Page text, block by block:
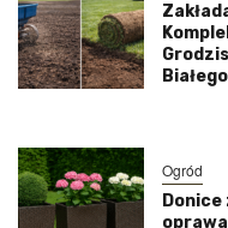
Ogród